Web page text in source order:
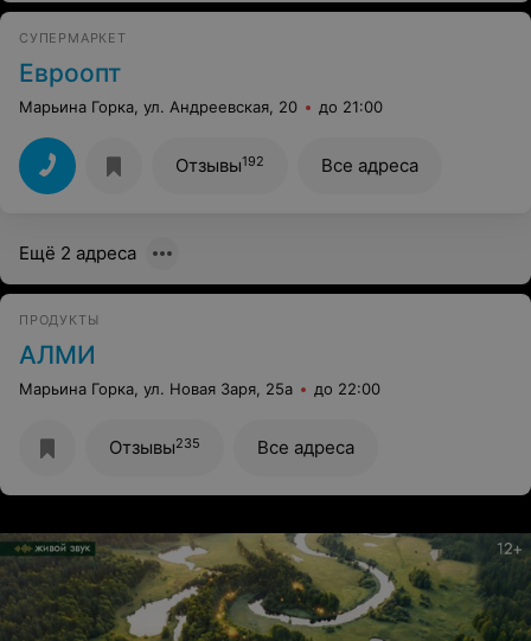
СУПЕРМАРКЕТ
Евроопт
Марьина Горка, ул. Андреевская, 20 до 21:00
Отзывы192 Все адреса
Ещё 2 адреса
ПРОДУКТЫ
АЛМИ
Марьина Горка, ул. Новая Заря, 25а до 22:00
Отзывы235 Все адреса